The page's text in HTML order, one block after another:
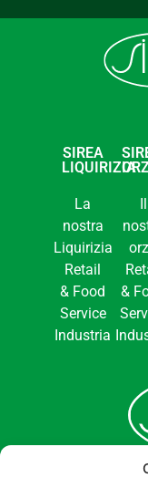
SIREA
LIQUIRIZIA
La
nostra
Liquirizia
Retail
& Food
Service
Industria
Il
&